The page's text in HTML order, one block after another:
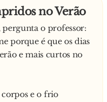
no Verão
o professor:
porque é que os dias
e mais curtos no
e o frio